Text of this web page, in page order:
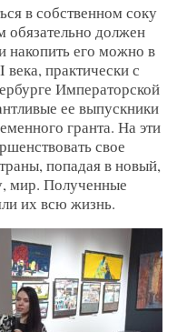
в собственном соку
обязательно должен
накопить его можно в
практически с
Императорской
ее выпускники
гранта. На эти
свое
попадая в новый,
мир. Полученные
их всю жизнь.